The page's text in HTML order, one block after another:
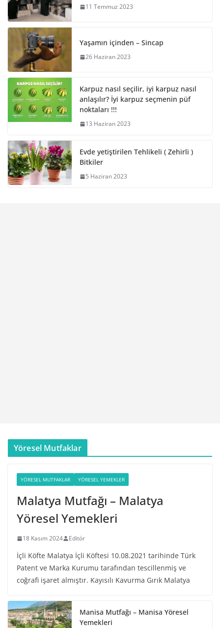
11 Temmuz 2023
Yaşamın içinden – Sincap
26 Haziran 2023
Karpuz nasıl seçilir, iyi karpuz nasıl
anlaşılır? İyi karpuz seçmenin püf
noktaları !!!
13 Haziran 2023
Evde yetiştirilen Tehlikeli ( Zehirli )
Bitkiler
5 Haziran 2023
Yöresel Mutfaklar
YÖRESEL MUTFAKLAR YÖRESEL YEMEKLER
Malatya Mutfağı – Malatya
Yöresel Yemekleri
18 Kasım 2024 Editör
İçli Köfte Malatya İçli Köftesi 10.08.2021 tarihinde Türk
Patent ve Marka Kurumu tarafından tescillenmiş ve
coğrafi işaret almıştır. Kayısılı Kavurma Gırık Malatya
Manisa Mutfağı – Manisa Yöresel
Yemekleri